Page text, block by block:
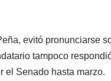
evitó pronunciarse
tampoco
el Senado hasta marzo.